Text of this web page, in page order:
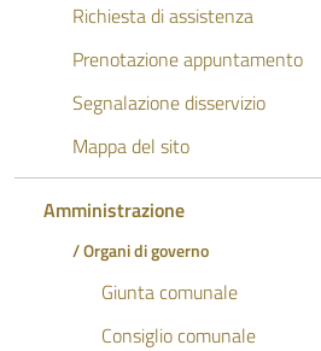
Richiesta di assistenza
Prenotazione appuntamento
Segnalazione disservizio
Mappa del sito
Amministrazione
/ Organi di governo
Giunta comunale
Consiglio comunale